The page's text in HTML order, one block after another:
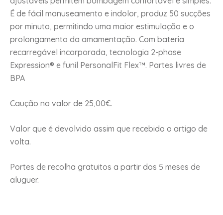
É de fácil manuseamento e indolor, produz 50 sucções
por minuto, permitindo uma maior estimulação e o
prolongamento da amamentação. Com bateria
recarregável incorporada, tecnologia 2-phase
Expression® e funil PersonalFit Flex™. Partes livres de
BPA
Caução no valor de 25,00€.
Valor que é devolvido assim que recebido o artigo de
volta.
Portes de recolha gratuitos a partir dos 5 meses de
aluguer.